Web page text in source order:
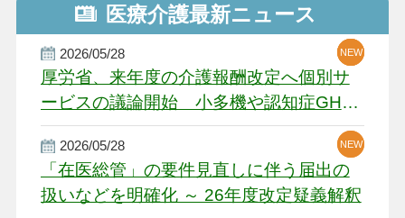
医療介護最新ニュース
2026/05/28
厚労省、来年度の介護報酬改定へ個別サ
ービスの議論開始 小多機や認知症GH、
厳しい経営環境に危機感
NEW
NEW
NEW
2026/05/28
「在医総管」の要件見直しに伴う届出の
扱いなどを明確化 ～ 26年度改定疑義解釈
NEW
NEW